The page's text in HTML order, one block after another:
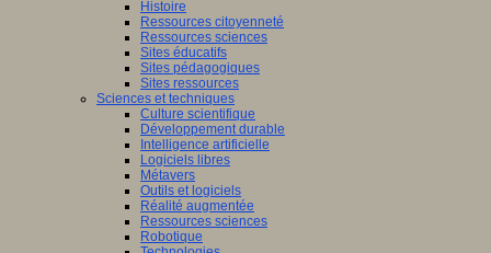
Histoire
Ressources citoyenneté
Ressources sciences
Sites éducatifs
Sites pédagogiques
Sites ressources
Sciences et techniques
Culture scientifique
Développement durable
Intelligence artificielle
Logiciels libres
Métavers
Outils et logiciels
Réalité augmentée
Ressources sciences
Robotique